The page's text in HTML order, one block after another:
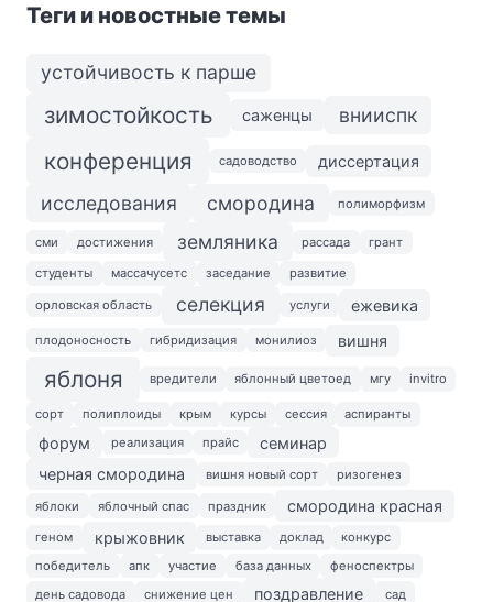
Теги и новостные темы
устойчивость к парше
зимостойкость саженцы внииспк
конференция садоводство диссертация
исследования смородина полиморфизм
сми достижения земляника рассада грант
студенты массачусетс заседание развитие
орловская область селекция услуги ежевика
плодоносность гибридизация монилиоз вишня
яблоня вредители яблонный цветоед мгу invitro
сорт полиплоиды крым курсы сессия аспиранты
форум реализация прайс
семинар
черная смородина
вишня новый сорт ризогенез
яблоки яблочный спас праздник смородина красная
геном крыжовник выставка доклад
конкурс
победитель
апк участие база данных
феноспектры
день садовода
снижение цен поздравление сад